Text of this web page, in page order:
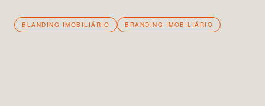
BLANDING IMOBILIÁRIO BRANDING IMOBILIÁRIO